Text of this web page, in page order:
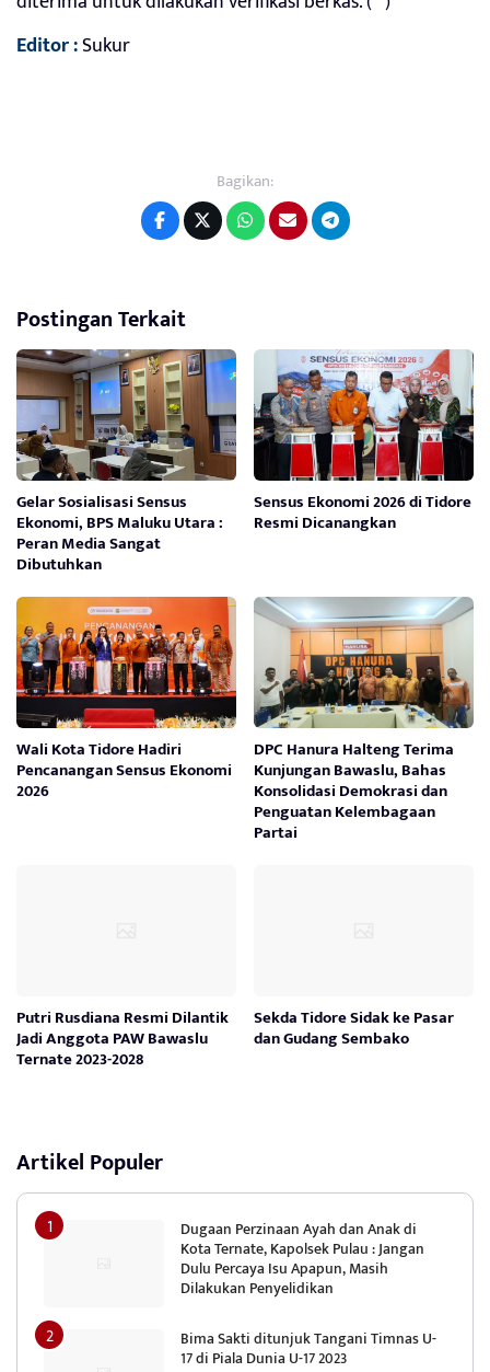
Editor :Sukur
Bagikan:
Postingan Terkait
Gelar Sosialisasi Sensus
Ekonomi, BPS Maluku Utara :
Peran Media Sangat
Dibutuhkan
Sensus Ekonomi 2026 di Tidore
Resmi Dicanangkan
Wali Kota Tidore Hadiri
Pencanangan Sensus Ekonomi
2026
DPC Hanura Halteng Terima
Kunjungan Bawaslu, Bahas
Konsolidasi Demokrasi dan
Penguatan Kelembagaan
Partai
Putri Rusdiana Resmi Dilantik
Jadi Anggota PAW Bawaslu
Ternate 2023-2028
Sekda Tidore Sidak ke Pasar
dan Gudang Sembako
Artikel Populer
Dugaan Perzinaan Ayah dan Anak di
Kota Ternate, Kapolsek Pulau : Jangan
Dulu Percaya Isu Apapun, Masih
Dilakukan Penyelidikan
Bima Sakti ditunjuk Tangani Timnas U-
17 di Piala Dunia U-17 2023